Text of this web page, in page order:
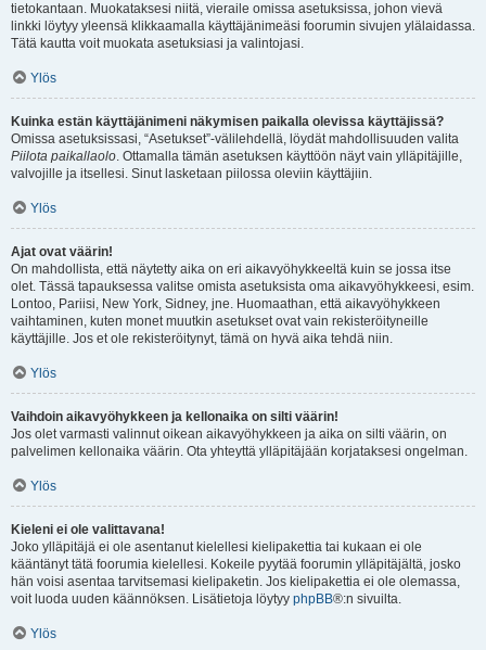
tietokantaan. Muokataksesi niitä, vieraile omissa asetuksissa, johon vievä
linkki löytyy yleensä klikkaamalla käyttäjänimeäsi foorumin sivujen ylälaidassa.
Tätä kautta voit muokata asetuksiasi ja valintojasi.
Ylös
Kuinka estän käyttäjänimeni näkymisen paikalla olevissa käyttäjissä?
Omissa asetuksissasi, “Asetukset”-välilehdellä, löydät mahdollisuuden valita
Piilota paikallaolo. Ottamalla tämän asetuksen käyttöön näyt vain ylläpitäjille,
valvojille ja itsellesi. Sinut lasketaan piilossa oleviin käyttäjiin.
Ylös
Ajat ovat väärin!
On mahdollista, että näytetty aika on eri aikavyöhykkeeltä kuin se jossa itse
olet. Tässä tapauksessa valitse omista asetuksista oma aikavyöhykkeesi, esim.
Lontoo, Pariisi, New York, Sidney, jne. Huomaathan, että aikavyöhykkeen
vaihtaminen, kuten monet muutkin asetukset ovat vain rekisteröityneille
käyttäjille. Jos et ole rekisteröitynyt, tämä on hyvä aika tehdä niin.
Ylös
Vaihdoin aikavyöhykkeen ja kellonaika on silti väärin!
Jos olet varmasti valinnut oikean aikavyöhykkeen ja aika on silti väärin, on
palvelimen kellonaika väärin. Ota yhteyttä ylläpitäjään korjataksesi ongelman.
Ylös
Kieleni ei ole valittavana!
Joko ylläpitäjä ei ole asentanut kielellesi kielipakettia tai kukaan ei ole
kääntänyt tätä foorumia kielellesi. Kokeile pyytää foorumin ylläpitäjältä, josko
hän voisi asentaa tarvitsemasi kielipaketin. Jos kielipakettia ei ole olemassa,
voit luoda uuden käännöksen. Lisätietoja löytyy phpBB®:n sivuilta.
Ylös